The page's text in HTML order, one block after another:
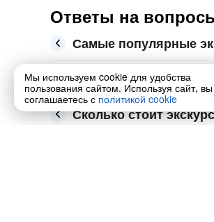
Ответы на
Самые популярные
Какие места ещё
Сколько стоит
Мы используем cookie для удобства
пользования сайтом. Используя сайт, вы
соглашаетесь с политикой cookie